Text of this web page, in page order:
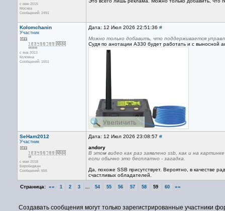
с июн 2015
Москва
Сообщений: 2491
Kolomchanin
Участник
с янв 2013
Коломна
Сообщений: 1651
Дата: 12 Июл 2026 22:51:36 #
Можно только добавить, что поддерживается
Судя по анотации А330 будет работать и с выносной
SeHam2012
Участник
с мая 2018
Биробиджан
Сообщений: 656
Дата: 12 Июл 2026 23:08:57 #
andory
В этом видео как раз заявлено ssb, как и на
если обычно это бесплатно - загадка.
Да, похоже SSB присутствует. Вероятно, в качестве
счастливых обладателей.
Страница: «« 1 2 3 54 55 56 57 58 59 60 »»
Создавать сообщения могут только зарегистрированные участники